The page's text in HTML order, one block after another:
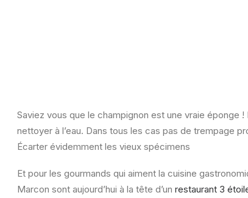
Saviez vous que le champignon est une vraie éponge !
nettoyer à l’eau. Dans tous les cas pas de trempage
Écarter évidemment les vieux spécimens
Et pour les gourmands qui aiment la cuisine
Marcon sont aujourd’hui à la tête d’un restaurant 3